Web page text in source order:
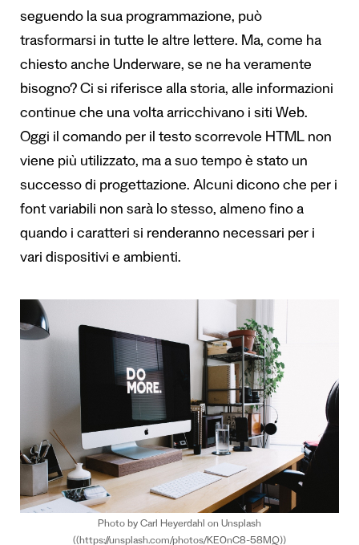
seguendo la sua programmazione, può
trasformarsi in tutte le altre lettere. Ma, come ha
chiesto anche Underware, se ne ha veramente
bisogno? Ci si riferisce alla storia, alle informazioni
continue che una volta arricchivano i siti Web.
Oggi il comando per il testo scorrevole HTML non
viene più utilizzato, ma a suo tempo è stato un
successo di progettazione. Alcuni dicono che per i
font variabili non sarà lo stesso, almeno fino a
quando i caratteri si renderanno necessari per i
vari dispositivi e ambienti.
Photo by Carl Heyerdahl on Unsplash
((https://unsplash.com/photos/KE0nC8-58MQ))